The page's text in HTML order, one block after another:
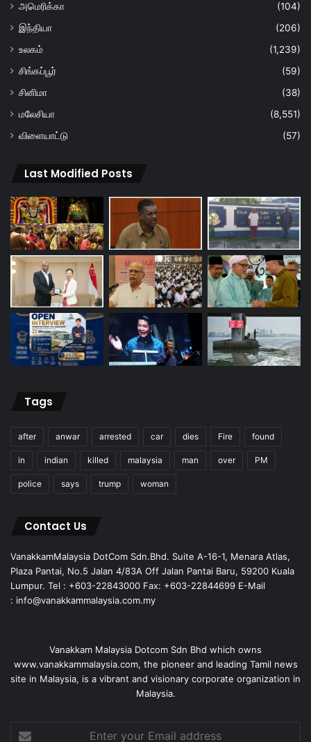
அமெரிக்கா
(104)
இந்தியா
(206)
உலகம்
(1,239)
சிங்கப்பூர்
(59)
சினிமா
(38)
மலேசியா
(8,551)
விளையாட்டு
(57)
Last Modified Posts
Tags
after anwar arrested car dies Fire found
in indian killed malaysia man over PM
police says trump woman
Contact Us
VanakkamMalaysia DotCom Sdn.Bhd. Suite A-16-1, Menara Atlas,
Plaza Pantai, No.5 Jalan 4/83A Off Jalan Pantai Baru, 59200 Kuala
Lumpur. Tel : +603-22843000 Fax: +603-22844699 E-Mail
: info@vanakkammalaysia.com.my
Vanakkam Malaysia Dotcom Sdn Bhd which owns
www.vanakkammalaysia.com, the pioneer and leading Tamil news
site in Malaysia, is a vibrant and visionary corporate organization in
Malaysia.